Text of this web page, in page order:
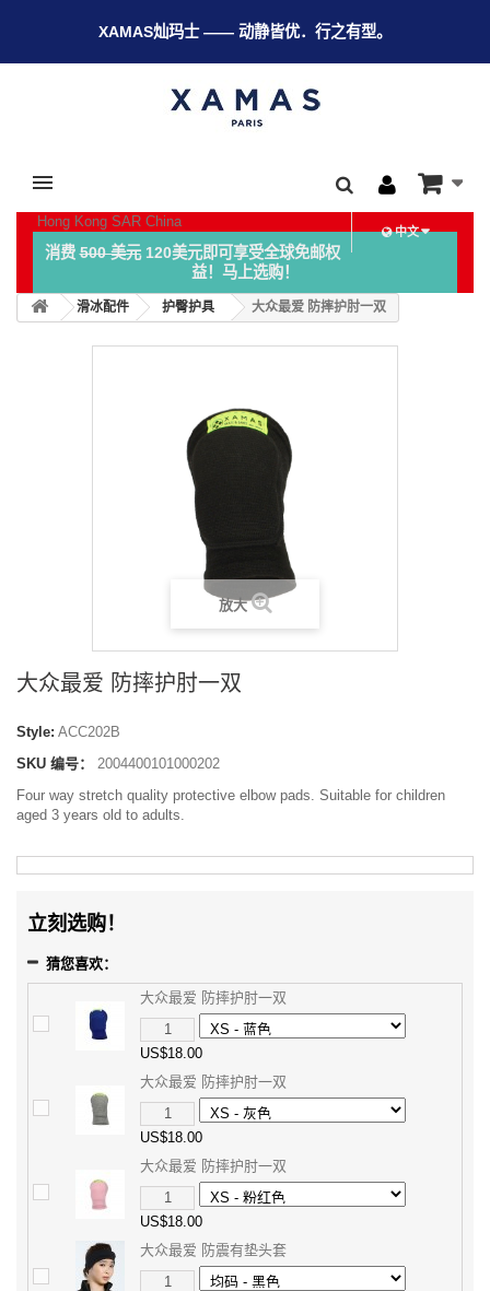
XAMAS灿玛士 —— 动静皆优．行之有型。
Hong Kong SAR China
中文
消费500 美元120美元即可享受全球免邮权
益！马上选购！
滑冰配件 护臀护具 大众最爱 防摔护肘一双
放大
大众最爱 防摔护肘一双
Style: ACC202B
SKU 编号：
2004400101000202
Four way stretch quality protective elbow pads. Suitable for children
aged 3 years old to adults.
立刻选购！
猜您喜欢：
大众最爱 防摔护肘一双
US$18.00
大众最爱 防摔护肘一双
US$18.00
大众最爱 防摔护肘一双
US$18.00
大众最爱 防震有垫头套